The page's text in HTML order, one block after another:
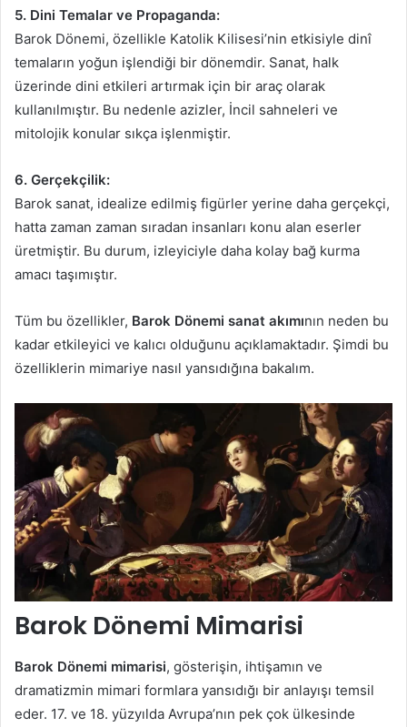
5. Dini Temalar ve Propaganda:
Barok Dönemi, özellikle Katolik Kilisesi’nin etkisiyle dinî
temaların yoğun işlendiği bir dönemdir. Sanat, halk
üzerinde dini etkileri artırmak için bir araç olarak
kullanılmıştır. Bu nedenle azizler, İncil sahneleri ve
mitolojik konular sıkça işlenmiştir.
6. Gerçekçilik:
Barok sanat, idealize edilmiş figürler yerine daha gerçekçi,
hatta zaman zaman sıradan insanları konu alan eserler
üretmiştir. Bu durum, izleyiciyle daha kolay bağ kurma
amacı taşımıştır.
Tüm bu özellikler, Barok Dönemi sanat akımının neden bu
kadar etkileyici ve kalıcı olduğunu açıklamaktadır. Şimdi bu
özelliklerin mimariye nasıl yansıdığına bakalım.
Barok Dönemi Mimarisi
Barok Dönemi mimarisi, gösterişin, ihtişamın ve
dramatizmin mimari formlara yansıdığı bir anlayışı temsil
eder. 17. ve 18. yüzyılda Avrupa’nın pek çok ülkesinde